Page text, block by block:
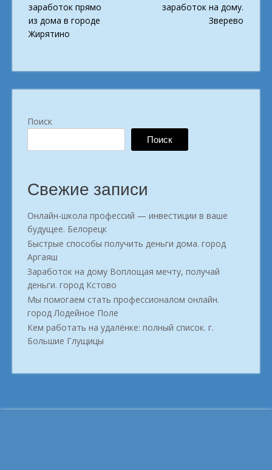
заработок прямо
из дома в городе
Жирятино
заработок на дому.
Зверево
Поиск
Поиск
Свежие записи
Онлайн-школа профессий — инвестиции в ваше
будущее. Белорецк
Быстрые способы получить деньги дома. город
Аргаяш
Заработок на дому Воплощая мечту, получай
деньги. город Кстово
Мы помогаем стать профессионалом онлайн.
город Лодейное Поле
Кем работать на удалёнке: полный список. г.
Большие Глущицы